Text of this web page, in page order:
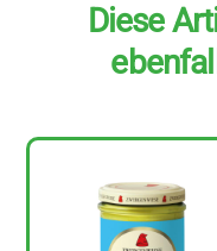
Diese